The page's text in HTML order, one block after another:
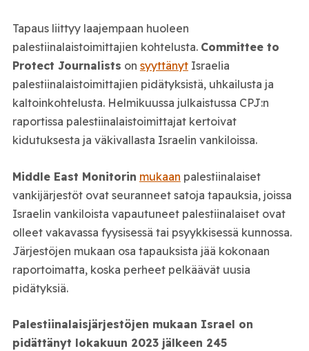
Tapaus liittyy laajempaan huoleen
palestiinalaistoimittajien kohtelusta. Committee to
Protect Journalists on syyttänytIsraelia
palestiinalaistoimittajien pidätyksistä, uhkailusta ja
kaltoinkohtelusta. Helmikuussa julkaistussa CPJ:n
raportissa palestiinalaistoimittajat kertoivat
kidutuksesta ja väkivallasta Israelin vankiloissa.
Middle East Monitorin mukaan palestiinalaiset
vankijärjestöt ovat seuranneet satoja tapauksia, joissa
Israelin vankiloista vapautuneet palestiinalaiset ovat
olleet vakavassa fyysisessä tai psyykkisessä kunnossa.
Järjestöjen mukaan osa tapauksista jää kokonaan
raportoimatta, koska perheet pelkäävät uusia
pidätyksiä.
Palestiinalaisjärjestöjen mukaan Israel on
pidättänyt lokakuun 2023 jälkeen 245